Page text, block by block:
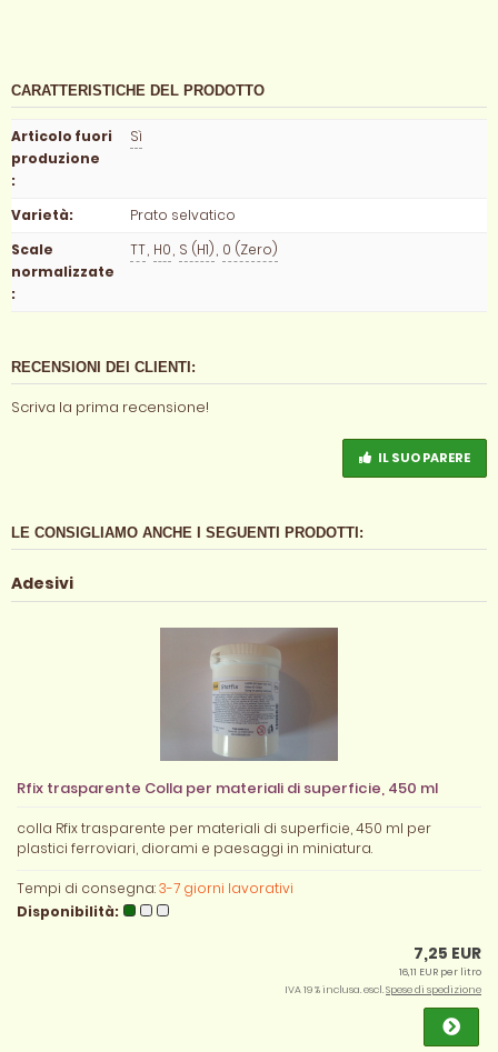
CARATTERISTICHE DEL PRODOTTO
Articolo fuori
produzione
:
Sì
Varietà:
Prato selvatico
Scale
normalizzate
:
TT, H0, S (H1), 0 (Zero)
RECENSIONI DEI CLIENTI:
Scriva la prima recensione!
IL SUO PARERE
LE CONSIGLIAMO ANCHE I SEGUENTI PRODOTTI:
Adesivi
Rfix trasparente Colla per materiali di superficie, 450 ml
colla Rfix trasparente per materiali di superficie, 450 ml per
plastici ferroviari, diorami e paesaggi in miniatura.
Tempi di consegna:3-7 giorni lavorativi
Disponibilità:
7,25 EUR
16,11 EUR per litro
IVA 19 % inclusa. escl.Spese di spedizione